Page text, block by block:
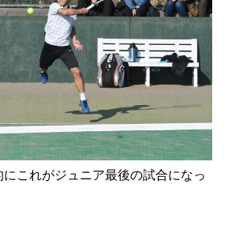
にこれがジュニア最後の試合になっ